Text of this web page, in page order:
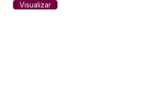
Visualizar